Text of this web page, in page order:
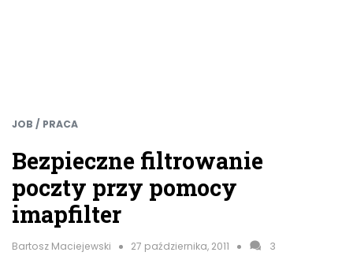
JOB / PRACA
Bezpieczne filtrowanie
poczty przy pomocy
imapfilter
Bartosz Maciejewski 27 października, 2011 3